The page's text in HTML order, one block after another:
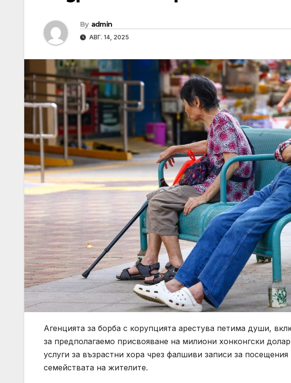
By admin
АВГ. 14, 2025
Агенцията за борба с корупцията арестува петима души,
за предполагаемо присвояване на милиони хонконгски
услуги за възрастни хора чрез фалшиви записи за
семействата на жителите.